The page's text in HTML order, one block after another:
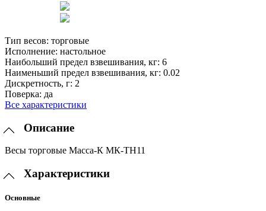
Тип весов: торговые
Исполнение: настольное
Наибольший предел взвешивания, кг: 6
Наименьший предел взвешивания, кг: 0.02
Дискретность, г: 2
Поверка: да
Все характеристики
Описание
Весы торговые Масса-К МК-ТН11
Характеристики
Основные